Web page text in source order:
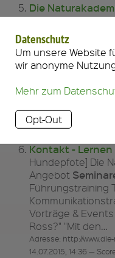
Die
der Natur.
Sitemap Die
Angebot
Führungstraining
Vorträge & Events
Ross?" "Mit den…
Adresse: http://
14:37 — Score: 5,55 — 3
Kontakt - Lernen
Hundepfote] Die
Angebot
Führungstraining
Vorträge &
Ross?" "Mit den…
Adresse: http://
14.07.2015, 14:36 —
Datenschutz
Um unsere Website
wir anonyme
Mehr zum
Opt-Out